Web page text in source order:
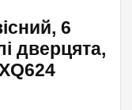
6
дверцята,